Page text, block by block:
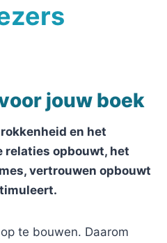
jouw boek
en het
relaties opbouwt, het
vertrouwen opbouwt
te bouwen. Daarom